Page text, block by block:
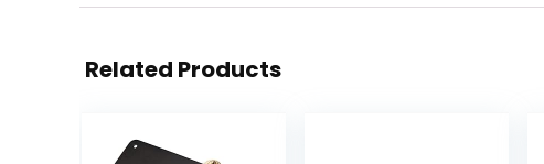
Related Products